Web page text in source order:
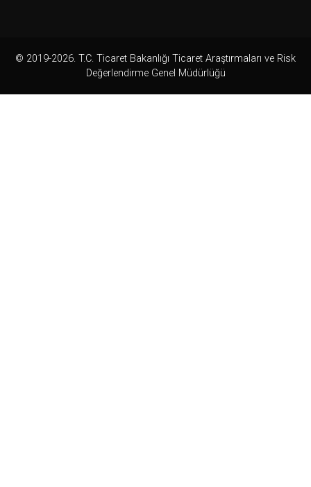
© 2019-2026. T.C. Ticaret Bakanlığı Ticaret Araştırmaları ve Risk
Değerlendirme Genel Müdürlüğü